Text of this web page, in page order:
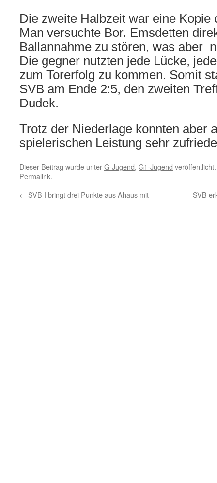
Die zweite Halbzeit war eine Kopie
Man versuchte Bor. Emsdetten
Ballannahme zu stören, was aber
Die gegner nutzten jede Lücke,
zum Torerfolg zu kommen. Somit
SVB am Ende 2:5, den zweiten
Dudek.
Trotz der Niederlage konnten aber
spielerischen Leistung sehr
Dieser Beitrag wurde unterG-Jugend, G1-Jugend
Permalink.
← SVB I bringt drei Punkte aus Ahaus mit SVB